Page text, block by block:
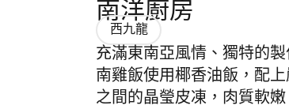
南洋廚房
西九龍
充滿東南亞風情、獨特的
南雞飯使用椰香油飯，配
之間的晶瑩皮凍，肉質軟